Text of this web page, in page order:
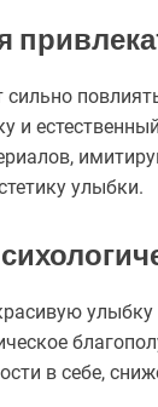
и
улыбки.
улыбку
в себе,